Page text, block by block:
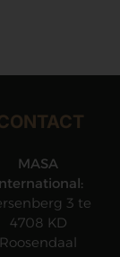
MASA
3 te
4708 KD
Roosendaal